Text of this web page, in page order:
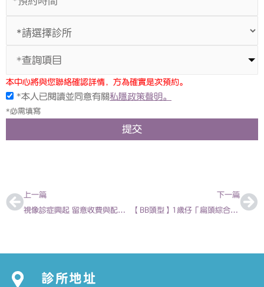
*查詢項目
本中心將與您聯絡確認詳情，方為確實是次預約。
*本人已閱讀並同意有關私隱政策聲明。
*必需填寫
提交
上一篇
視像診症興起 留意收費與配套 2022-05-29
下一篇
【BB頭型】1歲仔「扁頭綜合症」戴矯正頭盔 楊洛婷見證兒子戴足4個月︰差不多畢業
診所地址